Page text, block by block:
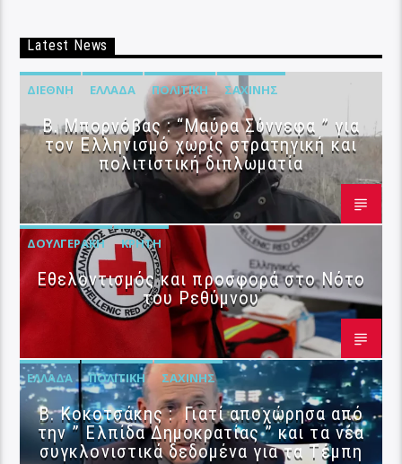
Latest News
ΔΙΕΘΝΉ ΕΛΛΆΔΑ ΠΟΛΙΤΙΚΉ ΣΑΧΊΝΗΣ
B. Μπορνόβας : “Μαύρα Σύννεφα ” για
τον Ελληνισμό χωρίς στρατηγική και
πολιτιστική διπλωματία
ΔΟΥΛΓΕΡΆΚΗ ΚΡΉΤΗ
Εθελοντισμός και προσφορά στο Νότο
του Ρεθύμνου
ΕΛΛΆΔΑ ΠΟΛΙΤΙΚΉ ΣΑΧΊΝΗΣ
Β. Κοκοτσάκης : Γιατί αποχώρησα από
την ” Ελπίδα Δημοκρατίας ” και τα νέα
συγκλονιστικά δεδομένα για τα Τέμπη